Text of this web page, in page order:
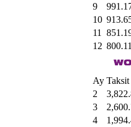
9
10
11
12 800.11
Ay Taksit
2
3
4